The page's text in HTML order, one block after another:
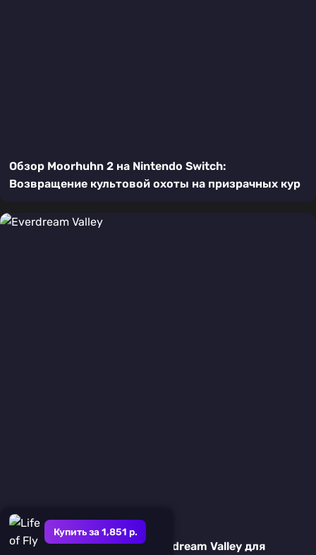
Купить за 1,851 р.
Обзор Moorhuhn 2 на Nintendo Switch:
Возвращение культовой охоты на призрачных кур
Подробный обзор игры Everdream Valley для